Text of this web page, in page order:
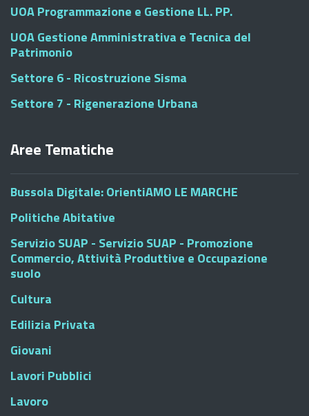
UOA Programmazione e Gestione LL. PP.
UOA Gestione Amministrativa e Tecnica del
Patrimonio
Settore 6 - Ricostruzione Sisma
Settore 7 - Rigenerazione Urbana
Aree Tematiche
Bussola Digitale: OrientiAMO LE MARCHE
Politiche Abitative
Servizio SUAP - Servizio SUAP - Promozione
Commercio, Attività Produttive e Occupazione
suolo
Cultura
Edilizia Privata
Giovani
Lavori Pubblici
Lavoro